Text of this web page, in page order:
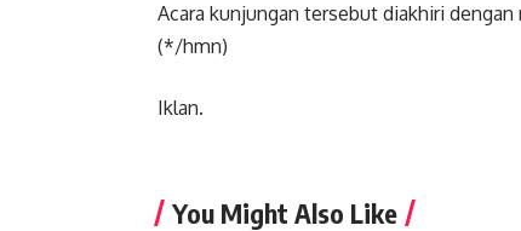
Acara kunjungan tersebut diakhiri
(*/hmn)
Iklan.
You Might Also Like